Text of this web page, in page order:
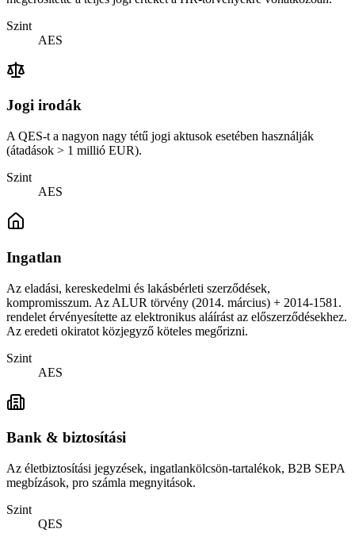
Szint
AES
Jogi irodák
A QES-t a nagyon nagy tétű jogi aktusok esetében használják
(átadások > 1 millió EUR).
Szint
AES
Ingatlan
Az eladási, kereskedelmi és lakásbérleti szerződések,
kompromisszum. Az ALUR törvény (2014. március) + 2014-1581.
rendelet érvényesítette az elektronikus aláírást az előszerződésekhez.
Az eredeti okiratot közjegyző köteles megőrizni.
Szint
AES
Bank & biztosítási
Az életbiztosítási jegyzések, ingatlankölcsön-tartalékok, B2B SEPA
megbízások, pro számla megnyitások.
Szint
QES